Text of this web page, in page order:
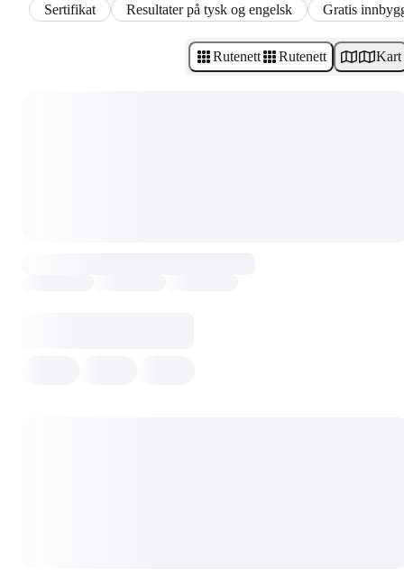
Sertifikat
Resultater på tysk og engelsk Gratis
Rutenett Rutenett Kart